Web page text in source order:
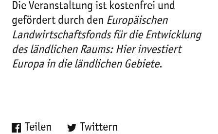
Die Veranstaltung ist kostenfrei und
gefördert durch den Europäischen
Landwirtschaftsfonds für die Entwicklung
des ländlichen Raums: Hier investiert
Europa in die ländlichen Gebiete.
Teilen Twittern